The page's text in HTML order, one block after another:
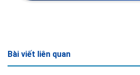
Bài viết liên quan